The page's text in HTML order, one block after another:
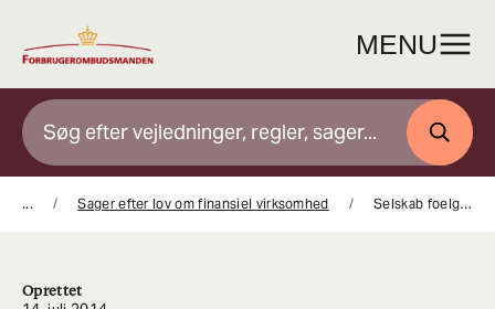
indhold
MENU
SØG
... Sager efter lov om finansiel virksomhed Selskab foelger ankenaevnsafgoerelse efter dialog med Forbrugerombudsmanden
Oprettet